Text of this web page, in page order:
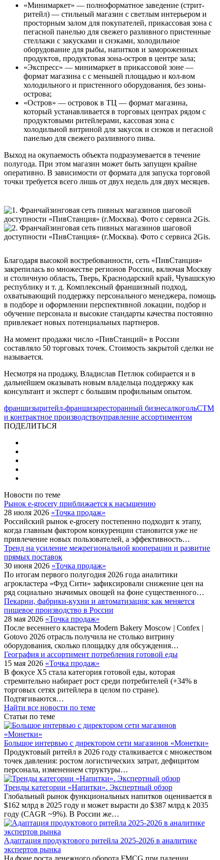
«Минимаркет» — полноформатное заведение (стрит-
ритейл) — стильный магазин с светлым интерьером и
просторным залом для покупателей, прикассовая зона с
пегасной панелью для свежего разливного пристенные
стеллажи с закусками и снэками, холодильное
оборудование для рыбы, напитков и замороженных
продуктов, продуктовая зона-остров в центре зала;
«Экспресс» — минимаркет в прикассовой зоне —
формат магазина с с меньшей площадью и кол-вом
холодильного и пристенного оборудования, без зоны-
острова;
«Остров» — островок в ТЦ — формат магазина,
который устанавливается в торговых центрах рядом с
продуктовыми ритейлерами, кассовая зона с
холодильной витриной для закусок и снэков и пегасной
панелью для свежего разливного пива.
Выход на окупаемость объекта подразумевается в течение
полугода. При этом магазин может быть запущен крайне
оперативно. В зависимости от формата для запуска торговой
точки требуется всего лишь от двух недель для двух месяцев.
Благодаря высокой востребованности, сеть «ПивСтанция»
закрепилась во множестве регионов России, включая Москву
и столичную область, Тверь, Краснодарский край, Чувашскую
республику и т. д. Комплексный франшизный подход,
охватывающий поддержку персонального менеджера, помощь
в подборе и оформлении перспективной локации, подбор и
обучение персонала и высокие стандарты качества постоянно
привлекает новых потенциальных партнеров.
На момент продажи число «ПивСтанций» в России
составляло 50 торговых точек. Стоимость закрытой сделки не
называется.
Несмотря на продажу, Владислав Петлюк собирается и в
дальнейшем оказывать новым владельца поддержку как
консультант и эксперт с большим профильным опытом.
франшизыритейл-франшизаресторанный бизнесалкогольСТМ
и контрактное производствоуправление ассортиментом
ПОДЕЛИТЬСЯ
Новости по теме
Рынок e-grocery приближается к насыщению
28 июля 2026 «Точка продаж»
Российский рынок e-grocery постепенно подходит к этапу,
когда главным фактором конкуренции становится уже не
привлечение новых пользователей, а эффективность…
Тренд на усиление межрегиональной кооперации и развитие
прямых поставок
30 июня 2026 «Точка продаж»
По итогам первого полугодия 2026 года аналитики
агрокластера «Фуд Сити» зафиксировали снижение цен на
ряд социально значимых овощей на фоне существенного…
Пекарни, фабрики-кухни и автоматизация: как меняется
пищевое производство в России
28 мая 2026 «Точка продаж»
После весеннего кластера Modern Bakery Moscow | Confex |
Gotovo 2026 отрасль получила не столько витрину
оборудования, сколько площадку для обсуждения…
География и ассортимент потребления готовой еды
15 мая 2026 «Точка продаж»
В фокусе X5 стала категория готовой еды, которая
стремительно набирает рост среди потребителей (+34% в
торговых сетях ритейлера в целом по стране).
Подтягиваются…
Найти все новости по теме
Статьи по теме
Большое интервью с директором сети магазинов «Монетки»
Продуктовый ритейл в 2026 году сталкивается с множеством
точек давления: ростом логистических затрат, дефицитом
персонала, изменением структуры…
Тренды категории «Напитки». Экспертный обзор
Глобальный рынок функциональных напитков оценивается в
$162 млрд в 2025 году и может вырасти до $387 млрд к 2035
году (CAGR ~9%). В России же…
Адаптация продуктового ритейла 2025-2026 в аналитике
экспертов рынка
На фоне роста денежного оборота FMCG при падении